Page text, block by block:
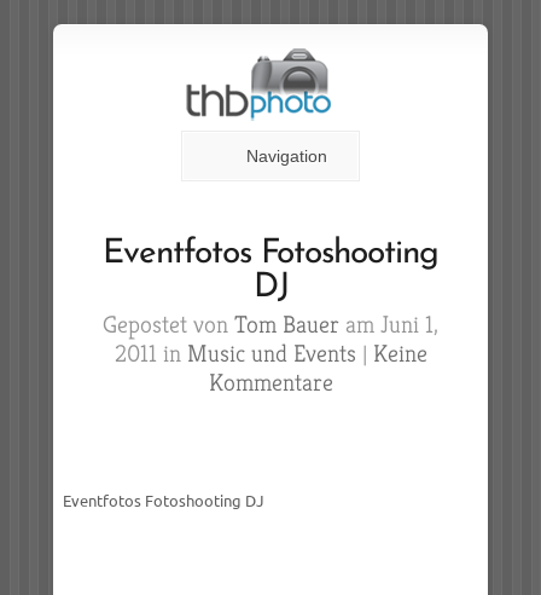
Navigation
Eventfotos Fotoshooting
DJ
Gepostet von Tom Bauer am Juni 1,
2011 in Music und Events | Keine
Kommentare
Eventfotos Fotoshooting DJ